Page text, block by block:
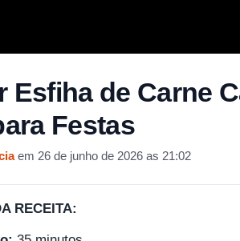
Esfiha de Carne
Festas
em 26 de junho de 2026 as 21:02
RECEITA: